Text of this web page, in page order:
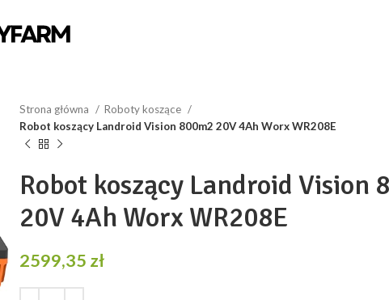
Strona główna
Roboty koszące
Robot koszący Landroid Vision 800m2 20V 4Ah Worx WR208E
Robot koszący Landroid Vision
20V 4Ah Worx WR208E
2599,35 zł